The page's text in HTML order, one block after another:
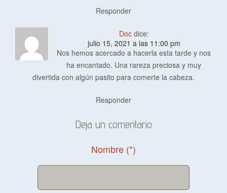
Responder
Doc dice:
julio 15, 2021 a las 11:00 pm
Nos hemos acercado a hacerla esta tarde y nos
ha encantado. Una rareza preciosa y muy
divertida con algún pasito para comerte la cabeza.
Responder
Deja un comentario
Nombre (*)